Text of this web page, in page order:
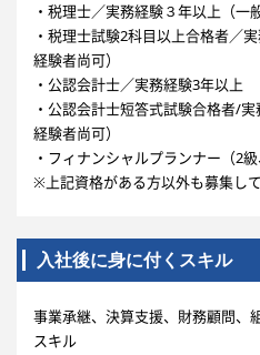
・税理士／実務経験３年以上（一
・税理士試験2科目以上合格者／
経験者尚可）
・公認会計士／実務経験3年以上
・公認会計士短答式試験合格者/
経験者尚可）
・フィナンシャルプランナー（2
※上記資格がある方以外も募集して
入社後に身に付くスキル
事業承継、決算支援、財務顧問、
スキル